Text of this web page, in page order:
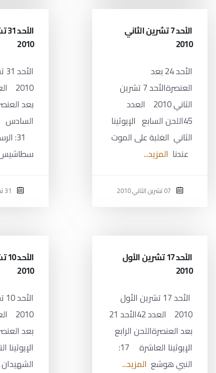
الأحد 7 تشرين الثاني
2010
الأحد 24 بعد
العنصرةالأحد 7 تشرين
الثاني 2010 العدد
45اللحن السابع الإيوثينا
الثاني الغلبة على الموت
عندنا المزيد...
2010
بعد
السادس
31:
الأحد 17 تشرين الأول
2010
الأحد 17 تشرين الأول
2010 العدد 42الأحد 21
بعد العنصرةاللحن الرابع
الإيوثينا العاشرة 17:
النبي هوشع المزيد...
2010
بعد
الشهيدان